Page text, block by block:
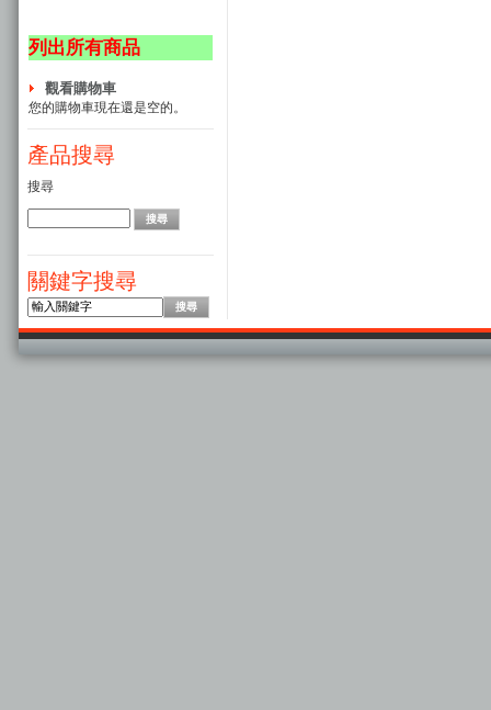
列出所有商品
觀看購物車
您的購物車現在還是空的。
產品搜尋
搜尋
關鍵字搜尋